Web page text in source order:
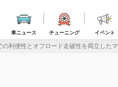
車ニュース チューニング イベント
利便性とオフロード走破性を両立した